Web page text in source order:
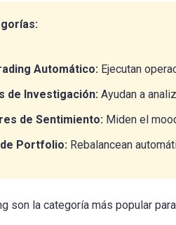
Automático: Ejecutan
de Investigación: Ayudan a
de Sentimiento: Miden el
Portfolio: Rebalancean
son la categoría más popular